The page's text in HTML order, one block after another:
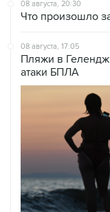
08 августа, 20:30
Что произошло
08 августа, 17:05
Пляжи в
атаки БПЛА